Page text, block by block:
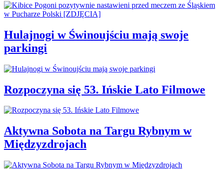
Hulajnogi w Świnoujściu mają swoje
parkingi
Rozpoczyna się 53. Ińskie Lato Filmowe
Aktywna Sobota na Targu Rybnym w
Międzyzdrojach